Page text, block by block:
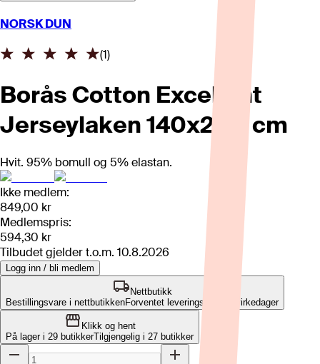
NORSK DUN
(1)
Borås Cotton Excellent
Jerseylaken 140x200 cm
Hvit. 95% bomull og 5% elastan.
Ikke medlem:
849,00 kr
Medlemspris:
594,30 kr
Tilbudet gjelder t.o.m. 10.8.2026
Logg inn / bli medlem
Nettbutikk
Bestillingsvare i nettbutikkenForventet leveringstid: 2-7 virkedager
Klikk og hent
På lager i 29 butikkerTilgjengelig i 27 butikker